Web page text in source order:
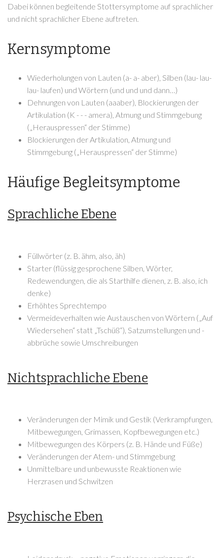
Dabei können begleitende Stottersymptome auf sprachlicher
und nicht sprachlicher Ebene auftreten.
Kernsymptome
Wiederholungen von Lauten (a- a- aber), Silben (lau- lau-
lau- laufen) und Wörtern (und und und dann…)
Dehnungen von Lauten (aaaber), Blockierungen der
Artikulation (K - - - amera), Atmung und Stimmgebung
(„Herauspressen“ der Stimme)
Blockierungen der Artikulation, Atmung und
Stimmgebung („Herauspressen“ der Stimme)
Häufige Begleitsymptome
Sprachliche Ebene
Füllwörter (z. B. ähm, also, äh)
Starter (flüssig gesprochene Silben, Wörter,
Redewendungen, die als Starthilfe dienen, z. B. also, ich
denke)
Erhöhtes Sprechtempo
Vermeideverhalten wie Austauschen von Wörtern („Auf
Wiedersehen“ statt „Tschüß“), Satzumstellungen und -
abbrüche sowie Umschreibungen
Nichtsprachliche Ebene
Veränderungen der Mimik und Gestik (Verkrampfungen,
Mitbewegungen, Grimassen, Kopfbewegungen etc.)
Mitbewegungen des Körpers (z. B. Hände und Füße)
Veränderungen der Atem- und Stimmgebung
Unmittelbare und unbewusste Reaktionen wie
Herzrasen und Schwitzen
Psychische Eben